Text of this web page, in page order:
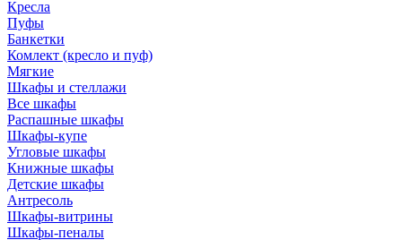
Кресла
Пуфы
Банкетки
Комлект (кресло и пуф)
Мягкие
Шкафы и стеллажи
Все шкафы
Распашные шкафы
Шкафы-купе
Угловые шкафы
Книжные шкафы
Детские шкафы
Антресоль
Шкафы-витрины
Шкафы-пеналы